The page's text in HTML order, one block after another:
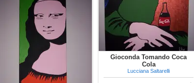
Gioconda Tomando Coca
Cola
Lucciana Saltarelli